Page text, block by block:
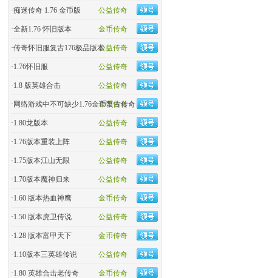
公益传奇
·痴迷传奇 1.76 金币版
金币传奇
·全新1.76 怀旧版本
公益传奇
·传奇怀旧服复古176极品版本
公益传奇
·1.76怀旧服
公益传奇
·1.8 版英雄合击
金币传奇
· 网络游戏中不可缺少1.76金币复古传奇
公益传奇
·1.80龙版本
公益传奇
·1.76版本重装上阵
公益传奇
·1.75版本江山无限
公益传奇
·1.70版本魔神归来
金币传奇
·1.60 版本热血神鹰
公益传奇
·1.50 版本虎卫传说
金币传奇
·1.28 版本富甲天下
公益传奇
·1.10版本三英雄传说
金币传奇
·1.80 英雄合击老传奇